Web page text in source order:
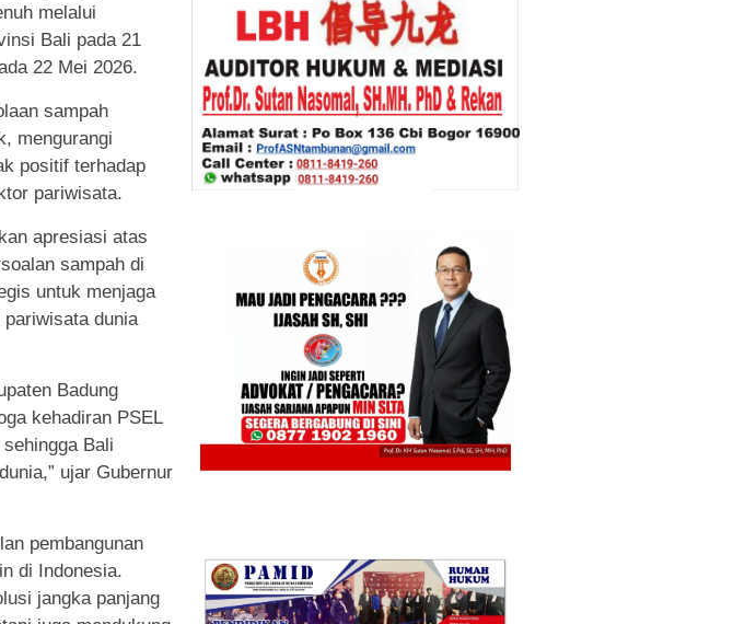
melalui
Bali pada 21
22 Mei 2026.
sampah
mengurangi
positif terhadap
pariwisata.
apresiasi atas
sampah di
untuk menjaga
dunia
Badung
kehadiran PSEL
Bali
ujar Gubernur
pembangunan
di Indonesia.
jangka panjang